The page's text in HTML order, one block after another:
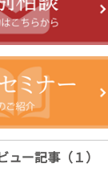
ュー記事（１）